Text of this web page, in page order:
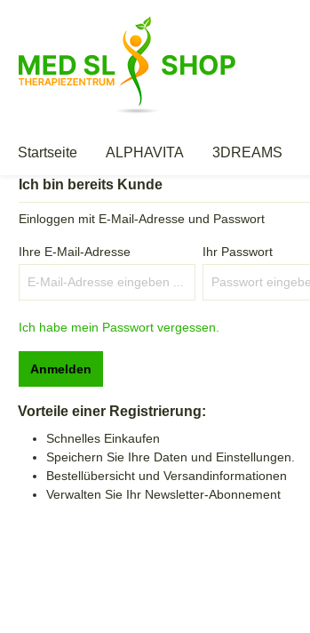
Startseite ALPHAVITA 3DREAMS
Ich bin bereits Kunde
Einloggen mit E-Mail-Adresse und Passwort
Ihre E-Mail-Adresse Ihr Passwort
Ich habe mein Passwort vergessen.
Anmelden
Vorteile einer Registrierung:
Schnelles Einkaufen
Speichern Sie Ihre Daten und Einstellungen.
Bestellübersicht und Versandinformationen
Verwalten Sie Ihr Newsletter-Abonnement